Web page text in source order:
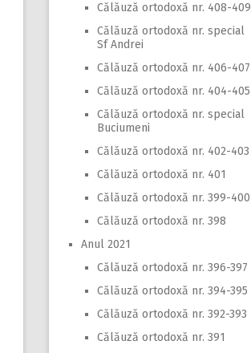
Călăuză ortodoxă nr. 408-409
Călăuză ortodoxă nr. special
Sf Andrei
Călăuză ortodoxă nr. 406-407
Călăuză ortodoxă nr. 404-405
Călăuză ortodoxă nr. special
Buciumeni
Călăuză ortodoxă nr. 402-403
Călăuză ortodoxă nr. 401
Călăuză ortodoxă nr. 399-400
Călăuză ortodoxă nr. 398
Anul 2021
Călăuză ortodoxă nr. 396-397
Călăuză ortodoxă nr. 394-395
Călăuză ortodoxă nr. 392-393
Călăuză ortodoxă nr. 391